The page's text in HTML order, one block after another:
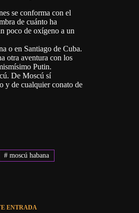
se conforma con el
de cuánto ha
poco de oxígeno a un
o en Santiago de Cuba.
otra aventura con los
Putin.
De Moscú sí
y de cualquier conato de
#moscú habana
ENTRADA